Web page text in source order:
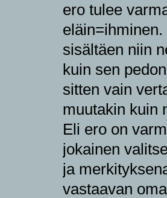
ero tulee
sisältäen niin
kuin sen
sitten vain
muutakin kuin
Eli ero on
jokainen
ja
vastaavan